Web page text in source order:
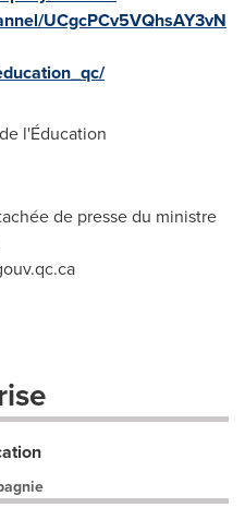
UCgcPCv5VQhsAY3vN
l'Éducation
de presse du ministre